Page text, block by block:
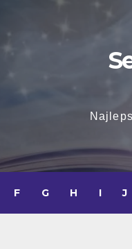
F G H I J